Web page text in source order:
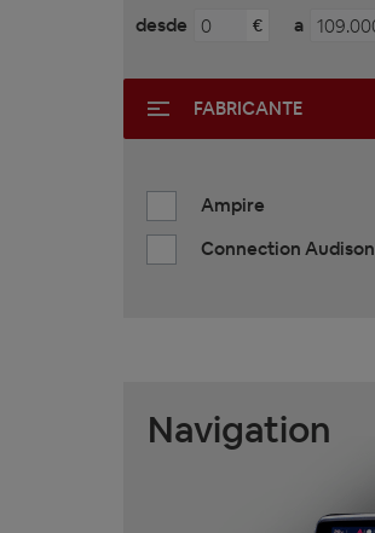
desde € a
FABRICANTE
Ampire
Connection Audison
Navigation